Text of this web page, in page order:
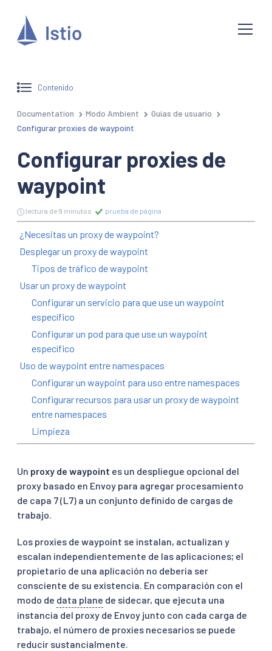
Contenido
Documentation Modo Ambient
Guías de usuario
Configurar proxies de waypoint
Configurar proxies de
waypoint
lectura de 9 minutos prueba de página
¿Necesitas un proxy de waypoint?
Desplegar un proxy de waypoint
Tipos de tráfico de waypoint
Usar un proxy de waypoint
Configurar un servicio para que use un waypoint
específico
Configurar un pod para que use un waypoint
específico
Uso de waypoint entre namespaces
Configurar un waypoint para uso entre namespaces
Configurar recursos para usar un proxy de waypoint
entre namespaces
Limpieza
Un proxy de waypoint es un despliegue opcional del
proxy basado en Envoy para agregar procesamiento
de capa 7 (L7) a un conjunto definido de cargas de
trabajo.
Los proxies de waypoint se instalan, actualizan y
escalan independientemente de las aplicaciones; el
propietario de una aplicación no debería ser
consciente de su existencia. En comparación con el
modo de data plane de sidecar, que ejecuta una
instancia del proxy de Envoy junto con cada carga de
trabajo, el número de proxies necesarios se puede
reducir sustancialmente.